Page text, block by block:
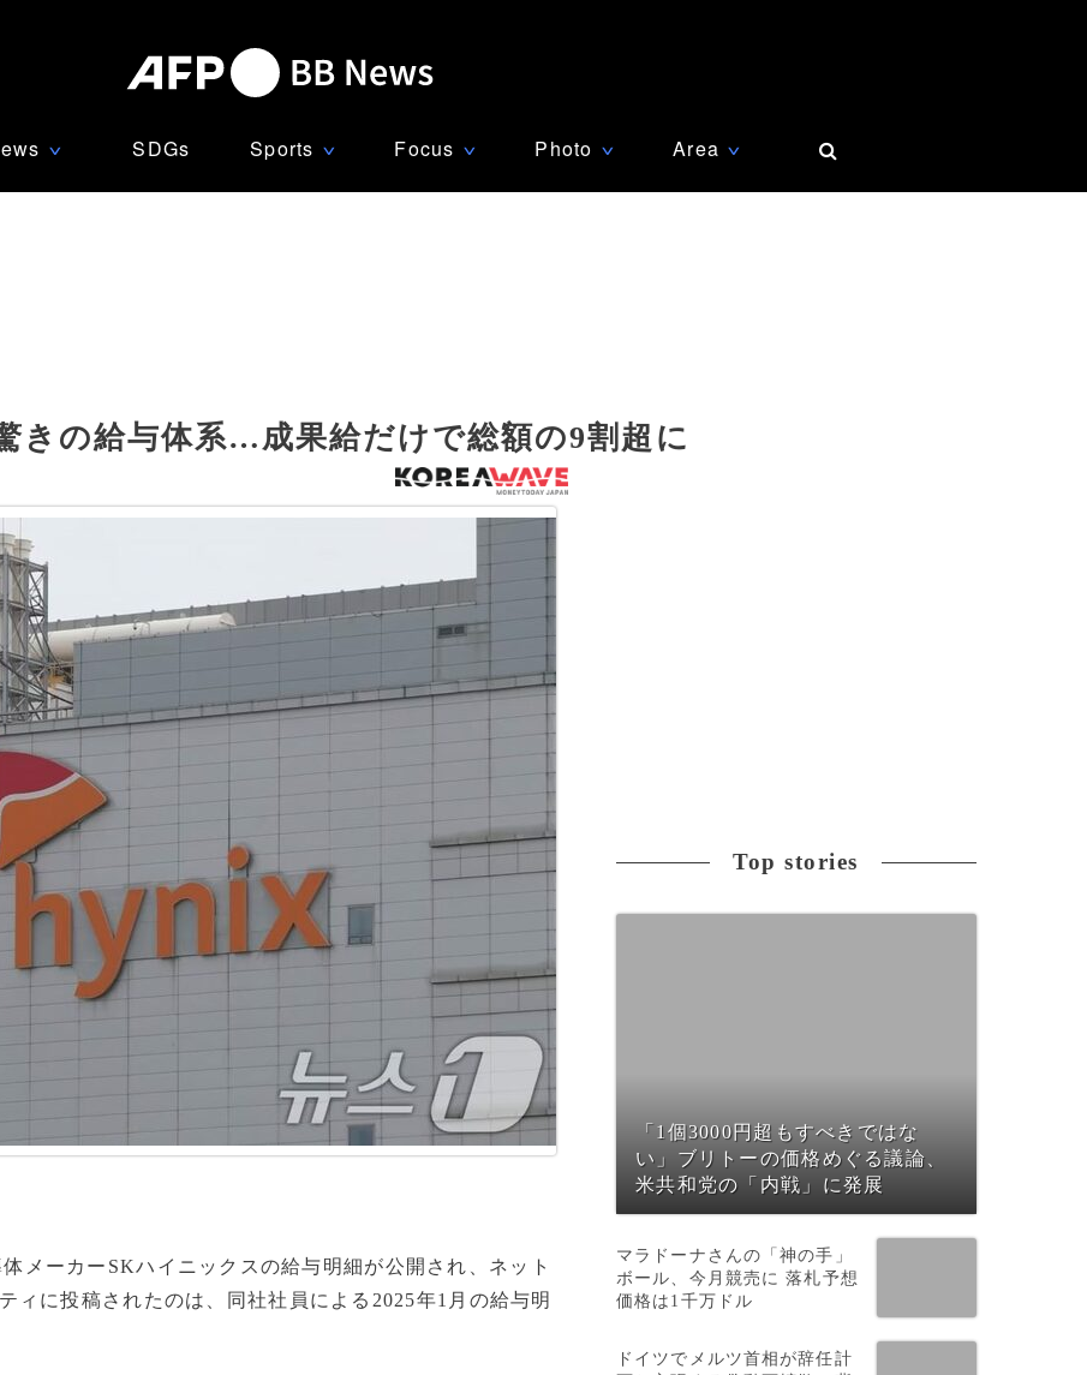
∨ SDGs Sports ∨ Focus ∨ Photo ∨ Area ∨
きの給与体系…成果給だけで総額の9割超に
メーカーSKハイニックスの給与明細が公開され、ネット
ィに投稿されたのは、同社社員による2025年1月の給与明
Top stories
「1個3000円超もすべきではな
い」ブリトーの価格めぐる議論、
米共和党の「内戦」に発展
マラドーナさんの「神の手」
ボール、今月競売に 落札予想
価格は1千万ドル
ドイツでメルツ首相が辞任計